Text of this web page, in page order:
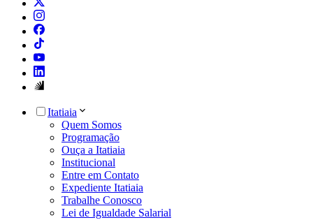
Itatiaia
Quem Somos
Programação
Ouça a Itatiaia
Institucional
Entre em Contato
Expediente Itatiaia
Trabalhe Conosco
Lei de Igualdade Salarial